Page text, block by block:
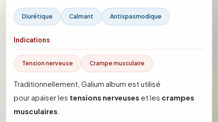
Diurétique Calmant Antispasmodique
Indications
Tension nerveuse Crampe musculaire
Traditionnellement, Galium album est utilisé
pour apaiser les tensions nerveuses et les crampes
musculaires